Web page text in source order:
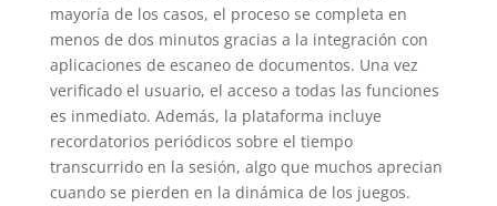
mayoría de los casos, el proceso se completa en
menos de dos minutos gracias a la integración con
aplicaciones de escaneo de documentos. Una vez
verificado el usuario, el acceso a todas las funciones
es inmediato. Además, la plataforma incluye
recordatorios periódicos sobre el tiempo
transcurrido en la sesión, algo que muchos aprecian
cuando se pierden en la dinámica de los juegos.